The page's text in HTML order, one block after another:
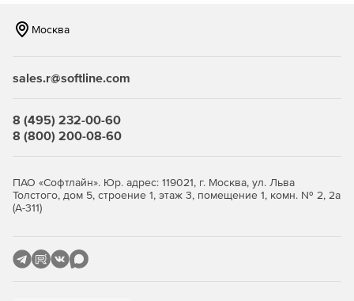
Быстрый выпуск благодаря моментальным снимкам
сложных наборов тестов в масштабе.
Усовершенствование процессов проверки кода и
рабочих процессов CI/CD с помощью
моментальные снимки, информируя остальных членов
команды на протяжении всего процесса.
Москва
sales.r@softline.com
8 (495) 232-00-60
8 (800) 200-08-60
ПАО «Софтлайн». Юр. адрес: 119021, г. Москва, ул. Льва
Толстого, дом 5, строение 1, этаж 3, помещение 1, комн. № 2, 2а
(А-311)